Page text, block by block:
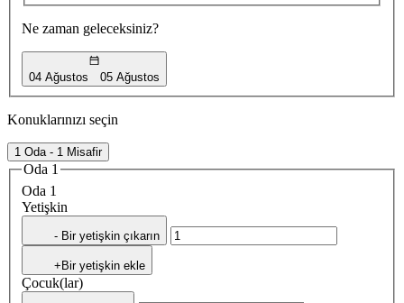
Ne zaman geleceksiniz?
04 Ağustos 05 Ağustos
Konuklarınızı seçin
1 Oda - 1 Misafir
Oda 1
Oda 1
Yetişkin
- Bir yetişkin çıkarın
+Bir yetişkin ekle
Çocuk(lar)